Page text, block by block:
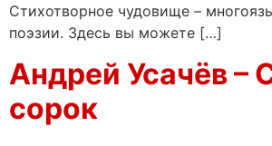
Стихотворное чудовище –
поэзии. Здесь вы можете […]
Андрей Усачёв –
сорок